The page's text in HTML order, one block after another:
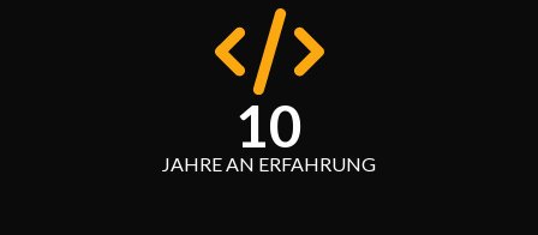
10
JAHRE AN ERFAHRUNG